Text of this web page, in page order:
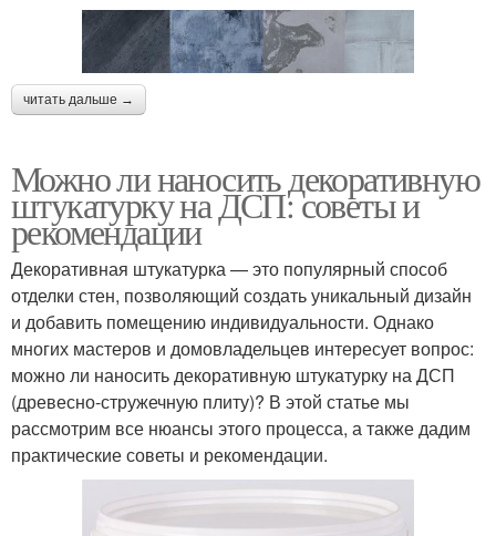
читать дальше →
Можно ли наносить декоративную
штукатурку на ДСП: советы и
рекомендации
Декоративная штукатурка — это популярный способ
отделки стен, позволяющий создать уникальный дизайн
и добавить помещению индивидуальности. Однако
многих мастеров и домовладельцев интересует вопрос:
можно ли наносить декоративную штукатурку на ДСП
(древесно-стружечную плиту)? В этой статье мы
рассмотрим все нюансы этого процесса, а также дадим
практические советы и рекомендации.